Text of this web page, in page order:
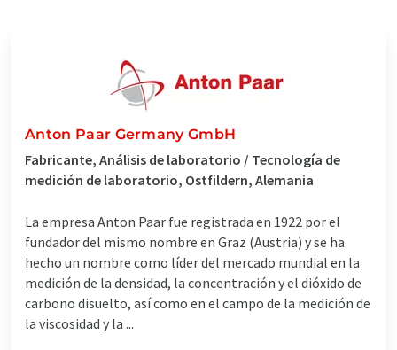
Anton Paar Germany GmbH
Fabricante, Análisis de laboratorio / Tecnología de
medición de laboratorio, Ostfildern, Alemania
La empresa Anton Paar fue registrada en 1922 por el
fundador del mismo nombre en Graz (Austria) y se ha
hecho un nombre como líder del mercado mundial en la
medición de la densidad, la concentración y el dióxido de
carbono disuelto, así como en el campo de la medición de
la viscosidad y la ...